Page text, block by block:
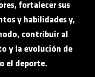
fortalecer sus
y habilidades y,
contribuir al
y la evolución de
el deporte.